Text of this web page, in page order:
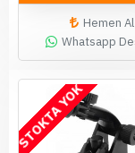
Hemen Al
Whatsapp
STOKTA YOK